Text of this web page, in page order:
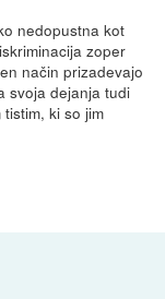
nedopustna kot
zoper
način prizadevajo
svoja dejanja tudi
ki so jim